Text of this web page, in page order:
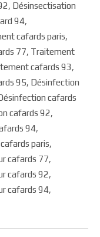
Désinsectisation
94,
cafards paris,
77, Traitement
cafards 93,
95, Désinfection
cafards
cafards 92,
94,
paris,
cafards 77,
cafards 92,
cafards 94,